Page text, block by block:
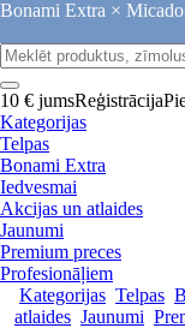
Bonami Extra ×
10 € jumsReģistrācija
Kategorijas
Telpas
Bonami Extra
Iedvesmai
Akcijas un atlaides
Jaunumi
Premium preces
Profesionāļiem
Kategorijas Telpas
atlaides Jaunumi